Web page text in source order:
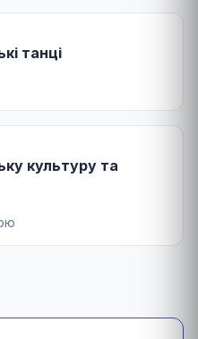
танці
культуру та